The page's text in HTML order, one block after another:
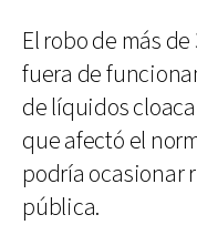
El robo de más
fuera de
de líquidos
que afectó el
podría ocasionar
pública.